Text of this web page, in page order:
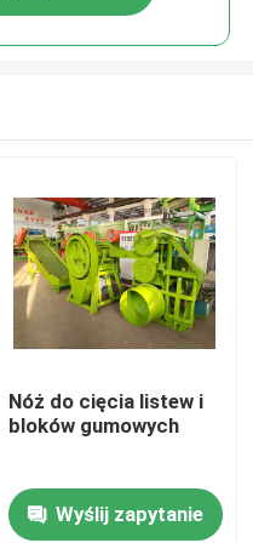
Nóż do cięcia listew i
bloków gumowych
Wyślij zapytanie